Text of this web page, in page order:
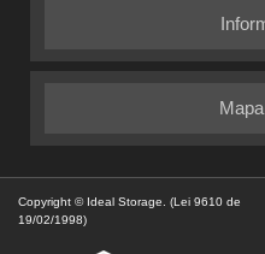
Copyright © Ideal Storage. (Lei 9610 de
19/02/1998)